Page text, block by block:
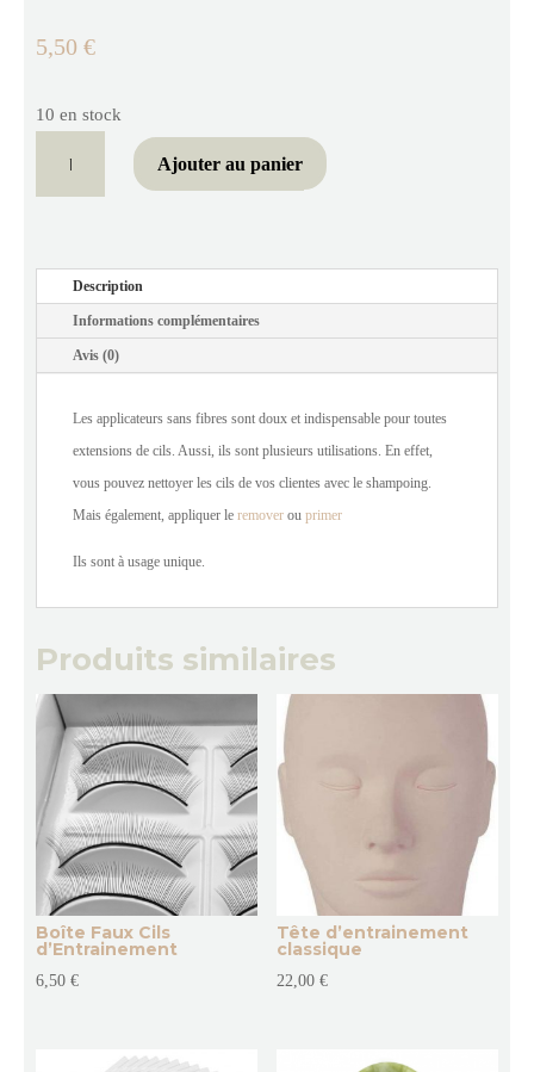
5,50€
10 en stock
fibres
(Lot
de
50)
Ajouter au panier
Description
Informations complémentaires
Avis (0)
Les applicateurs sans fibres sont doux et indispensable pour toutes
extensions de cils. Aussi, ils sont plusieurs utilisations. En effet,
vous pouvez nettoyer les cils de vos clientes avec le shampoing.
Mais également, appliquer leremover ouprimer
Ils sont à usage unique.
Produits similaires
Boîte Faux Cils
d’Entrainement
6,50€
Tête d’entrainement
classique
22,00 €